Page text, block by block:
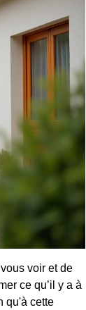
voir et de
ce qu’il y a à
qu'à cette